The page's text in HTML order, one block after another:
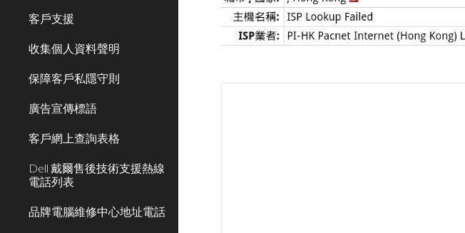
客戶支援
收集個人資料聲明
保障客戶私隱守則
廣告宣傳標語
客戶網上查詢表格
Dell 戴爾售後技術支援熱線
電話列表
品牌電腦維修中心地址電話